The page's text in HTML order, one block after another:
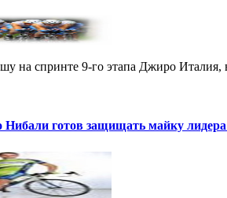
на спринте 9-го этапа Джиро
Нибали готов защищать майку